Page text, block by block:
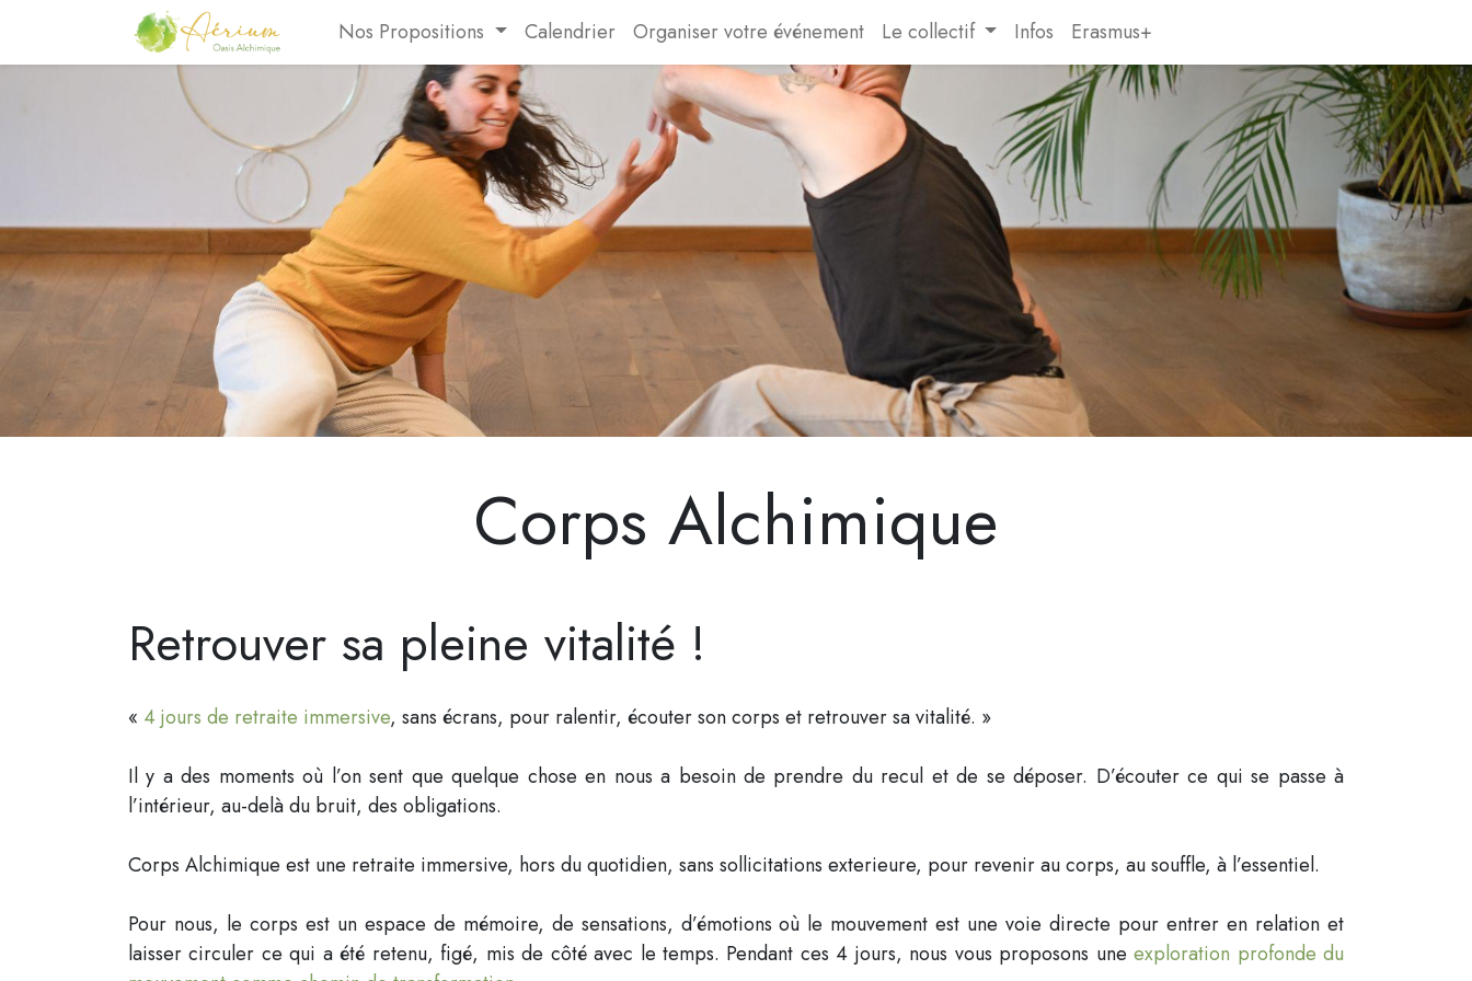
Nos Propositions Calendrier Organiser votre événement Le collectif Infos Erasmus+
Corps Alchimique
Retrouver sa pleine vitalité !
« 4 jours de retraite immersive, sans écrans, pour ralentir, écouter son corps et retrouver sa vitalité. »
Il y a des moments où l’on sent que quelque chose en nous a besoin de prendre du recul et de se déposer. D’écouter ce qui se passe à
l’intérieur, au-delà du bruit, des obligations.
Corps Alchimique est une retraite immersive, hors du quotidien, sans sollicitations exterieure, pour revenir au corps, au souffle, à l’essentiel.
Pour nous, le corps est un espace de mémoire, de sensations, d’émotions où le mouvement est une voie directe pour entrer en relation et
laisser circuler ce qui a été retenu, figé, mis de côté avec le temps. Pendant ces 4 jours, nous vous proposons uneexploration profonde du